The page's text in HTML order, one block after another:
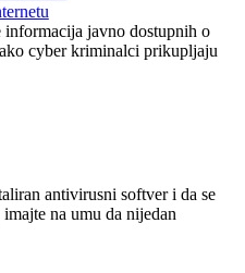
javno dostupnih o
cyber kriminalci prikupljaju
antivirusni softver i da se
na umu da nijedan